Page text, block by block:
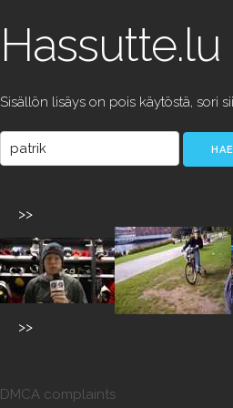
Hassutte.lu
Sisällön lisäys on pois käytöstä, sori
>>
>>
DMCA complaints